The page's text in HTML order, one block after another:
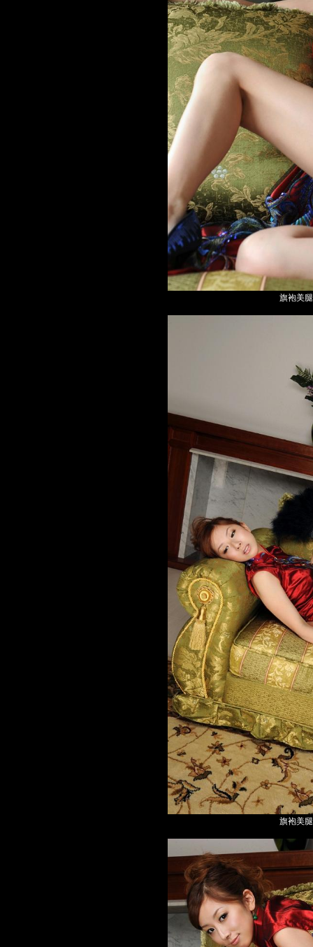
旗袍美
旗袍美